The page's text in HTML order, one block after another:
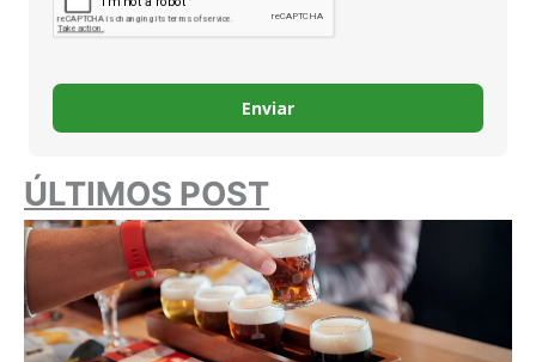
Enviar
ÚLTIMOS POST